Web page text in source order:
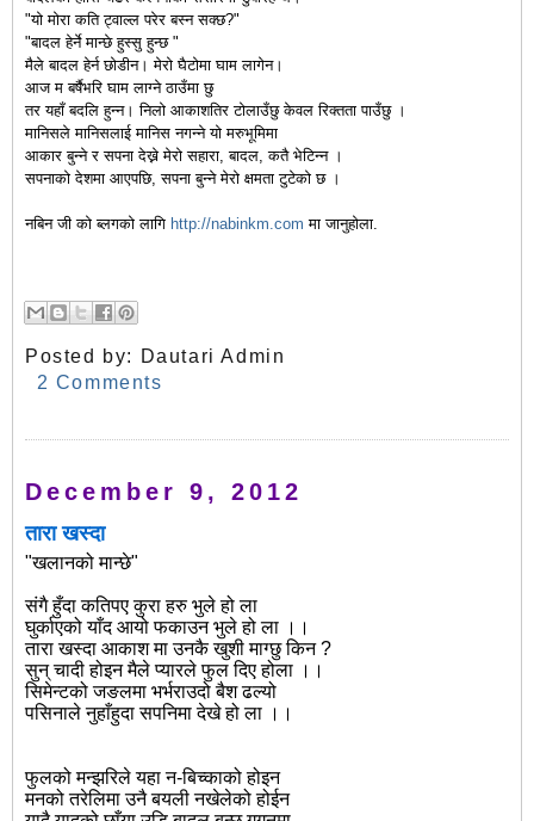
"यो मोरा कति ट्वाल्ल परेर बस्न सक्छ?"
"बादल हेर्ने मान्छे हुस्सु हुन्छ "
मैले बादल हेर्न छोडीन।मेरो घैटोमा घाम लागेन।
आज म बर्षैभरि घाम लाग्ने ठाउँमा छु
तर यहाँ बदलि हुन्न। निलो आकाशतिर टोलाउँछु केवल रिक्तता पाउँछु ।
मानिसले मानिसलाई मानिस नगन्ने यो मरुभूमिमा
आकार बुन्ने र सपना देख्ने मेरो सहारा, बादल, कतै भेटिन्न ।
सपनाको देशमा आएपछि, सपना बुन्ने मेरो क्षमता टुटेको छ ।
नबिन जी को ब्लगको लागि http://nabinkm.com मा जानुहोला.
Posted by:
Dautari Admin
2 Comments
December 9, 2012
तारा खस्दा
"खलानको मान्छे"
संगै हुँदा कतिपए कुरा हरु भुले हो ला
घुर्काएको याँद आयो फकाउन भुले हो ला ।।
तारा खस्दा आकाश मा उनकै खुशी माग्छु किन ?
सुन् चादी होइन मैले प्यारले फुल दिए होला ।।
सिमेन्टको जङलमा भर्भराउदो बैश ढल्यो
पसिनाले नुहाँहुदा सपनिमा देखे हो ला ।।
फुलको मन्झरिले यहा न-बिच्काको होइन
मनको तरेलिमा उनै बयली नखेलेको होईन